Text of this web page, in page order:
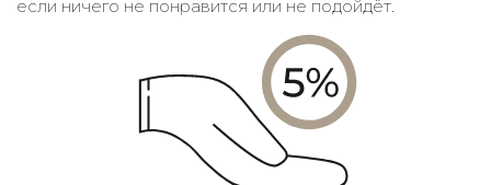
если ничего не понравится или не подойдёт.